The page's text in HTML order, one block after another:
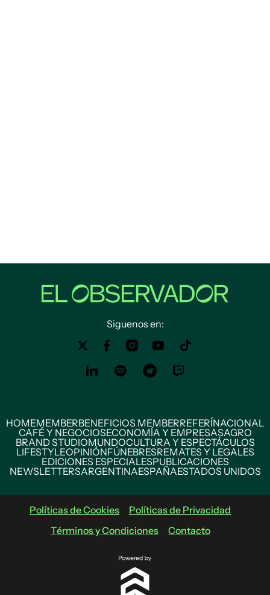
Siguenos en:
HOMEMEMBERBENEFICIOS MEMBERREFERÍNACIONAL
CAFÉ Y NEGOCIOSECONOMÍA Y EMPRESASAGRO
BRAND STUDIOMUNDOCULTURA Y ESPECTÁCULOS
LIFESTYLEOPINIÓNFÚNEBRESREMATES Y LEGALES
EDICIONES ESPECIALESPUBLICACIONES
NEWSLETTERSARGENTINAESPAÑAESTADOS UNIDOS
Políticas de Cookies
Políticas de Privacidad
Términos y Condiciones
Contacto